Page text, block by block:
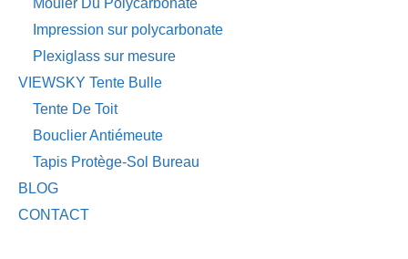
Mouler Du Polycarbonate
Impression sur polycarbonate
Plexiglass sur mesure
VIEWSKY Tente Bulle
Tente De Toit
Bouclier Antiémeute
Tapis Protège-Sol Bureau
BLOG
CONTACT